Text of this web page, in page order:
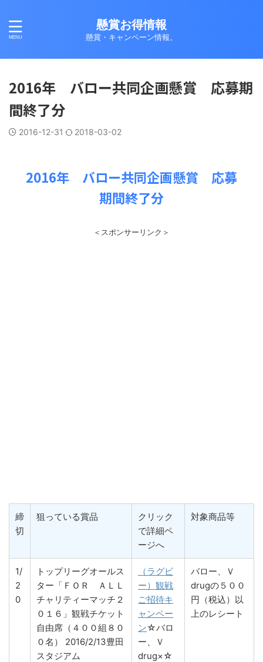
懸賞お得情報
懸賞・キャンペーン情報。
2016年 バロー共同企画懸賞 応募期
間終了分
2016-12-31 2018-03-02
2016年 バロー共同企画懸賞 応募
期間終了分
＜スポンサーリンク＞
締
切
狙っている賞品
クリック
で詳細ペ
ージへ
対象商品等
1/
2
0
トップリーグオールス
ター「ＦＯＲ ＡＬＬ
チャリティーマッチ２
０１６」観戦チケット
自由席（４００組８０
０名） 2016/2/13豊田
スタジアム
（ラグビ
ー）観戦
ご招待キ
ャンペー
ン☆バロ
ー、Ｖ
drug×☆
バロー、Ｖ
drugの５００
円（税込）以
上のレシート